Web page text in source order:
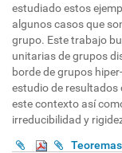
estudiado estos
algunos casos que
grupo. Este trabajo
unitarias de grupos
borde de grupos
estudio de resultados
este contexto así
irreducibilidad y